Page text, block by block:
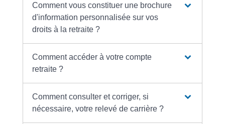
Comment vous constituer une brochure
d'information personnalisée sur vos
droits à la retraite ?
Comment accéder à votre compte
retraite ?
Comment consulter et corriger, si
nécessaire, votre relevé de carrière ?